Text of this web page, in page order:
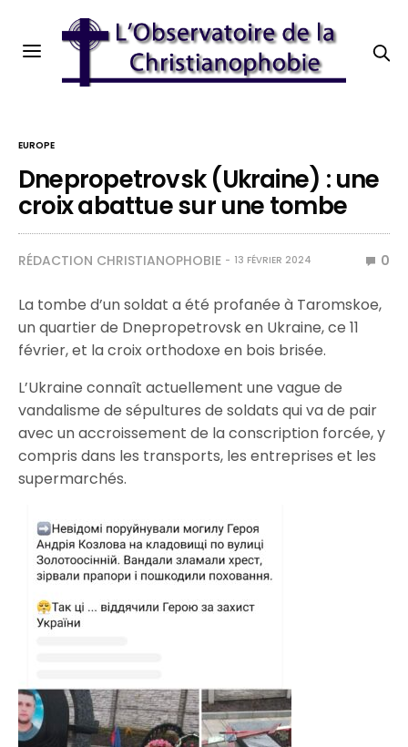
EUROPE
Dnepropetrovsk (Ukraine) : une
croix abattue sur une tombe
RÉDACTION CHRISTIANOPHOBIE 13 FÉVRIER 2024 0
La tombe d’un soldat a été profanée à Taromskoe,
un quartier de Dnepropetrovsk en Ukraine, ce 11
février, et la croix orthodoxe en bois brisée.
L’Ukraine connaît actuellement une vague de
vandalisme de sépultures de soldats qui va de pair
avec un accroissement de la conscription forcée, y
compris dans les transports, les entreprises et les
supermarchés.